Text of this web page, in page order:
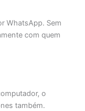
WhatsApp. Sem
com quem
o
também.